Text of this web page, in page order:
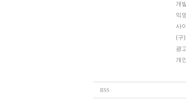
개
익
사
(구
광
개
RSS